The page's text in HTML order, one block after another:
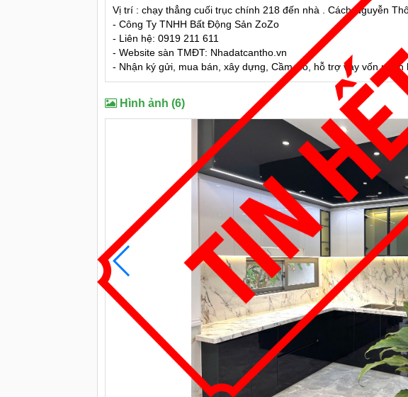
Vị trí : chạy thẳng cuối trục chính 218 đến nhà . Cách Nguyễn
- Công Ty TNHH Bất Động Sản ZoZo
- Liên hệ: 0919 211 611
- Website sàn TMĐT: Nhadatcantho.vn
- Nhận ký gửi, mua bán, xây dựng, Cầm Cố, hỗ trợ vay vốn ngân
Hình ảnh (6)